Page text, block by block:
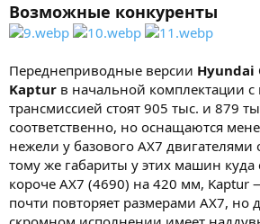
Возможные конкуренты
Переднеприводные версии Hyundai
Kaptur в начальной комплектации с
трансмиссией стоят 905 тыс. и 879
соответственно, но оснащаются
нежели у базового AX7
тому же габариты у этих машин куда
короче AX7 (4690) на 420 мм, Kaptur
почти повторяет размерами AX7, но